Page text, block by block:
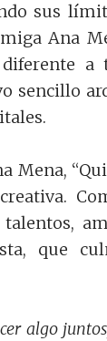
sus
Ana
a
sencillo
Mena,
que
algo